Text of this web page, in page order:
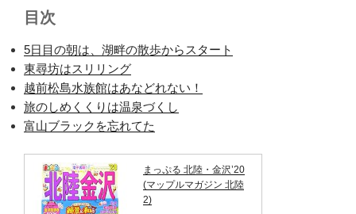
目次
5日目の朝は、湖畔の散歩からスタート
東尋坊はスリリング
越前松島水族館はあなどれない！
旅のしめくくりは温泉づくし
富山ブラックを忘れてた
まっぷる 北陸・金沢’20
(マップルマガジン 北陸
2)